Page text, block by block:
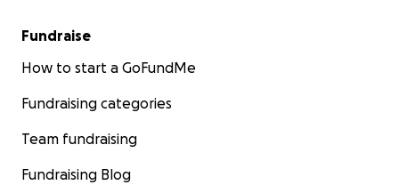
Fundraise
How to start a GoFundMe
Fundraising categories
Team fundraising
Fundraising Blog